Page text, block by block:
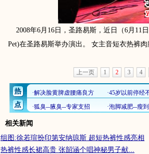
2008年6月16日，圣路易斯，近日（6月11
Pet)在圣路易斯举办演出。 女主音短衣热裤肉
上一页 1 2 3 4
相关新闻
组图:徐若瑄扮印第安纳琼斯 超短热裤性感亮相
热裤性感长裙高贵 张韶涵个唱神秘男子献...